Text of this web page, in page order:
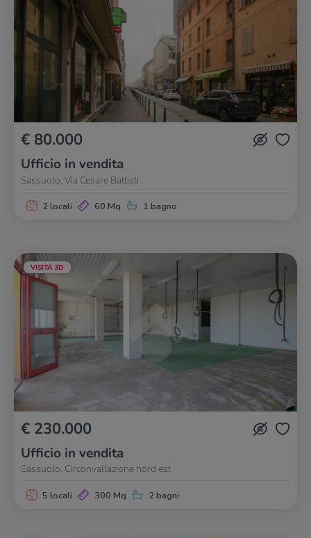
€ 80.000
Ufficio in vendita
Sassuolo, Via Cesare Battisti
2 locali 60 Mq 1 bagno
VISITA 3D
€ 230.000
Ufficio in vendita
Sassuolo, Circonvallazione nord est
5 locali 300 Mq 2 bagni